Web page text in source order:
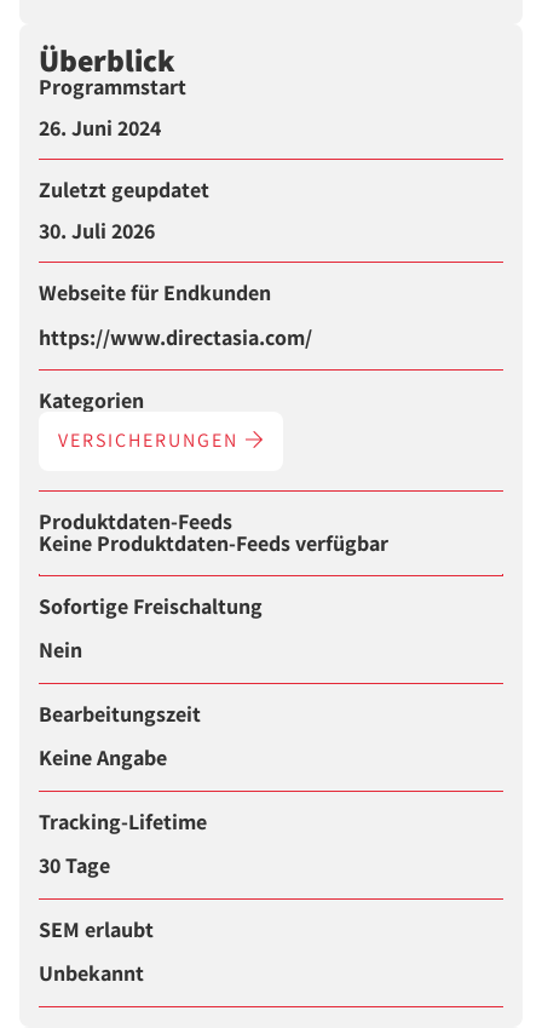
Überblick
Programmstart
26. Juni 2024
Zuletzt geupdatet
30. Juli 2026
Webseite für Endkunden
https://www.directasia.com/
Kategorien
VERSICHERUNGEN
Produktdaten-Feeds
Keine Produktdaten-Feeds verfügbar
Sofortige Freischaltung
Nein
Bearbeitungszeit
Keine Angabe
Tracking-Lifetime
30 Tage
SEM erlaubt
Unbekannt